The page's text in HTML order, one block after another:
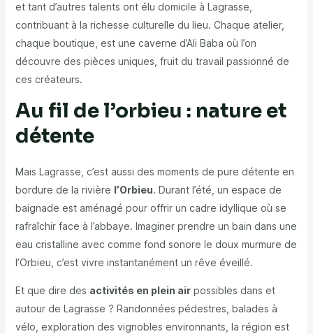
et tant d’autres talents ont élu domicile à Lagrasse,
contribuant à la richesse culturelle du lieu. Chaque atelier,
chaque boutique, est une caverne d’Ali Baba où l’on
découvre des pièces uniques, fruit du travail passionné de
ces créateurs.
Au fil de l’orbieu : nature et
détente
Mais Lagrasse, c’est aussi des moments de pure détente en
bordure de la rivière l’Orbieu. Durant l’été, un espace de
baignade est aménagé pour offrir un cadre idyllique où se
rafraîchir face à l’abbaye. Imaginer prendre un bain dans une
eau cristalline avec comme fond sonore le doux murmure de
l’Orbieu, c’est vivre instantanément un rêve éveillé.
Et que dire des activités en plein airpossibles dans et
autour de Lagrasse ? Randonnées pédestres, balades à
vélo, exploration des vignobles environnants, la région est